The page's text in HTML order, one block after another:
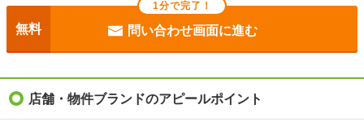
目安光熱費
入居 即
1分で完了！
無料 問い合わせ画面に進む
店舗・物件ブランドのアピールポイント